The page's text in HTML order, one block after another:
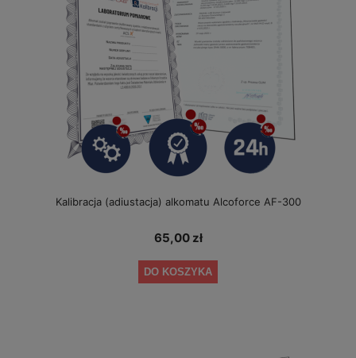
Kalibracja (adiustacja) alkomatu Alcoforce AF-300
65,00 zł
DO KOSZYKA